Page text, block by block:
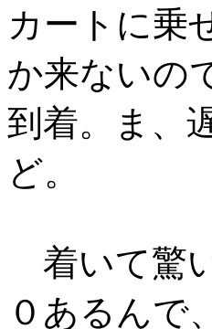
カートに乗
か来ないの
到着。ま、
ど。
着いて驚
０あるんで